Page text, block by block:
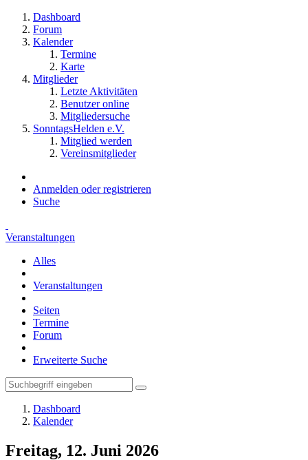
Dashboard
Forum
Kalender
Termine
Karte
Mitglieder
Letzte Aktivitäten
Benutzer online
Mitgliedersuche
SonntagsHelden e.V.
Mitglied werden
Vereinsmitglieder
Anmelden oder registrieren
Suche
Veranstaltungen
Alles
Veranstaltungen
Seiten
Termine
Forum
Erweiterte Suche
Dashboard
Kalender
Freitag, 12. Juni 2026